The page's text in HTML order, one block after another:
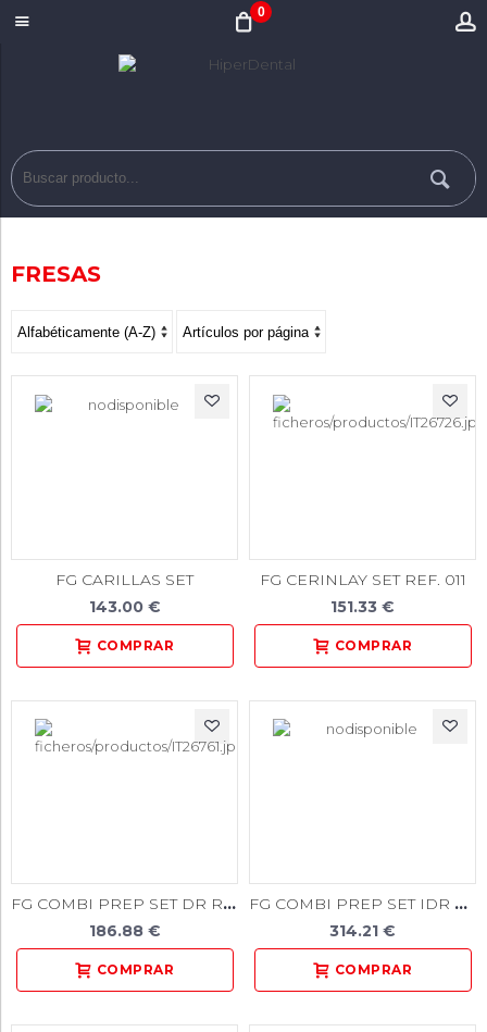
0
FRESAS
FG CARILLAS SET
143.00 €
FG CERINLAY SET REF. 011
151.33 €
FG COMBI PREP SET DR REF. 133
186.88 €
FG COMBI PREP SET IDR REF. 134
314.21 €